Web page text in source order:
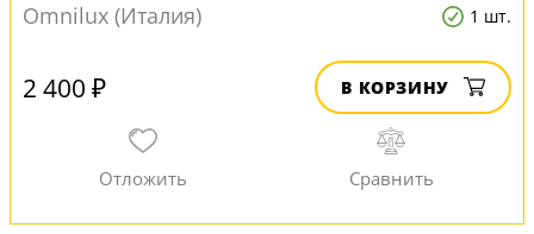
Omnilux (Италия)
1 шт.
2 400 ₽ В КОРЗИНУ